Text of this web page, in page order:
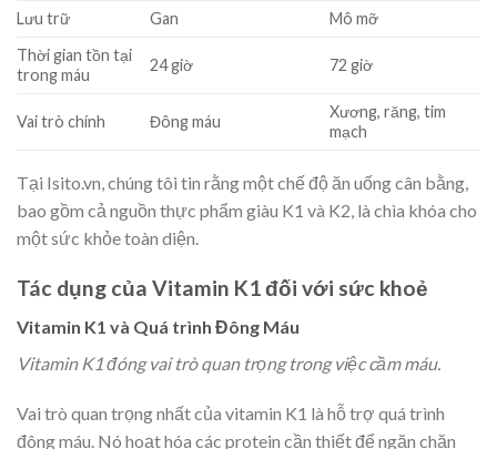
Lưu trữ
Gan
Mô mỡ
Thời gian tồn tại
trong máu
24 giờ 72 giờ
Vai trò chính Đông máu
Xương, răng, tim
mạch
Tại Isito.vn, chúng tôi tin rằng một chế độ ăn uống cân bằng,
bao gồm cả nguồn thực phẩm giàu K1 và K2, là chìa khóa cho
một sức khỏe toàn diện.
Tác dụng của Vitamin K1 đối với sức khoẻ
Vitamin K1 và Quá trình Đông Máu
Vitamin K1 đóng vai trò quan trọng trong việc cầm máu.
Vai trò quan trọng nhất của vitamin K1 là hỗ trợ quá trình
đông máu. Nó hoạt hóa các protein cần thiết để ngăn chặn